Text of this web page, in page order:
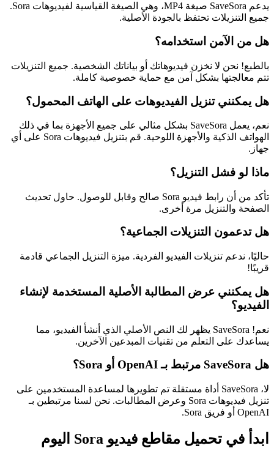
يدعم SaveSora صيغة MP4، وهي الصيغة القياسية لفيديوهات Sora.
جميع التنزيلات تحتفظ بالجودة الأصلية.
هل من الآمن استخدامه؟
بالطبع! نحن لا نخزن فيديوهاتك أو بياناتك الشخصية. جميع التنزيلات
تتم معالجتها بشكل آمن مع حماية خصوصية كاملة.
هل يمكنني تنزيل الفيديوهات على الهاتف المحمول؟
نعم، يعمل SaveSora بشكل مثالي على جميع الأجهزة بما في ذلك
الهواتف الذكية والأجهزة اللوحية. قم بتنزيل فيديوهات Sora على أي
جهاز.
ماذا لو فشل التنزيل؟
تأكد من أن رابط فيديو Sora صالح وقابل للوصول. حاول تحديث
الصفحة والتنزيل مرة أخرى.
هل تدعمون التنزيلات الجماعية؟
حاليًا، ندعم تنزيلات الفيديو الفردية. ميزة التنزيل الجماعي قادمة
قريبًا!
هل يمكنني عرض المطالبة الأصلية المستخدمة لإنشاء
الفيديو؟
نعم! SaveSora يظهر لك النص الأصلي الذي أنشأ الفيديو، مما
يساعدك على التعلم من تقنيات المبدعين الآخرين.
هل SaveSora مرتبط بـ OpenAI أو Sora؟
لا، SaveSora أداة مستقلة تم تطويرها لمساعدة المستخدمين على
تنزيل فيديوهات Sora وعرض المطالبات. نحن لسنا مرتبطين بـ
OpenAI أو فريق Sora.
ابدأ في تحميل مقاطع فيديو Sora اليوم